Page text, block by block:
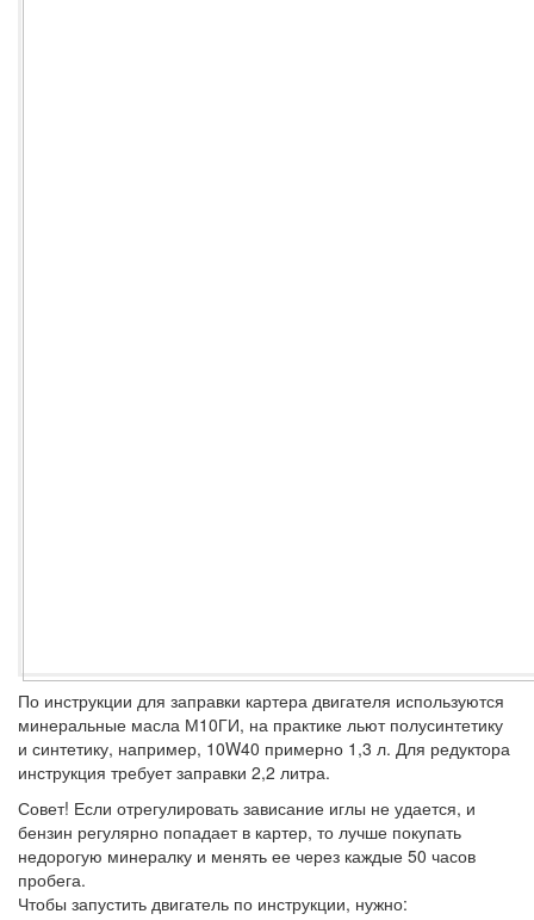
По инструкции для заправки картера двигателя используются
минеральные масла М10ГИ, на практике льют полусинтетику
и синтетику, например, 10W40 примерно 1,3 л. Для редуктора
инструкция требует заправки 2,2 литра.
Совет! Если отрегулировать зависание иглы не удается, и
бензин регулярно попадает в картер, то лучше покупать
недорогую минералку и менять ее через каждые 50 часов
пробега.
Чтобы запустить двигатель по инструкции, нужно: